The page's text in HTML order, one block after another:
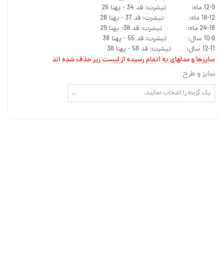
12-9 ماه: تیشرت: قد 34 - پهنا 26
18-12 ماه: تیشرت: قد 37 - پهنا 28
24-18 ماه: تیشرت: قد 38- پهنا 29
10-9 سال: تیشرت: قد 55 - پهنا 38
12-11 سال: تیشرت: قد 58 - پهنا 38
سایزها و مدلهای به اتمام رسیده از لیست زیر حذف شده اند
سایز و طرح
یک گزینه را انتخاب نمایید.